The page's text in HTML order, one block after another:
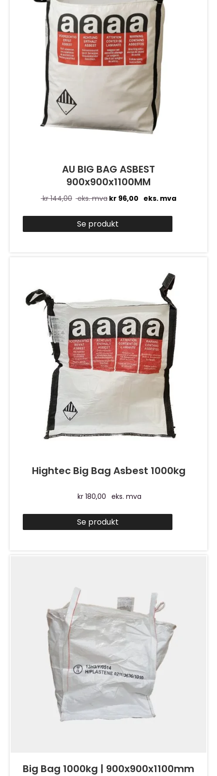
AU BIG BAG ASBEST
900x900x1100MM
kr144,00 eks. mva kr 96,00 eks. mva
Se produkt
Hightec Big Bag Asbest 1000kg
kr 180,00 eks. mva
Se produkt
Big Bag 1000kg | 900x900x1100mm